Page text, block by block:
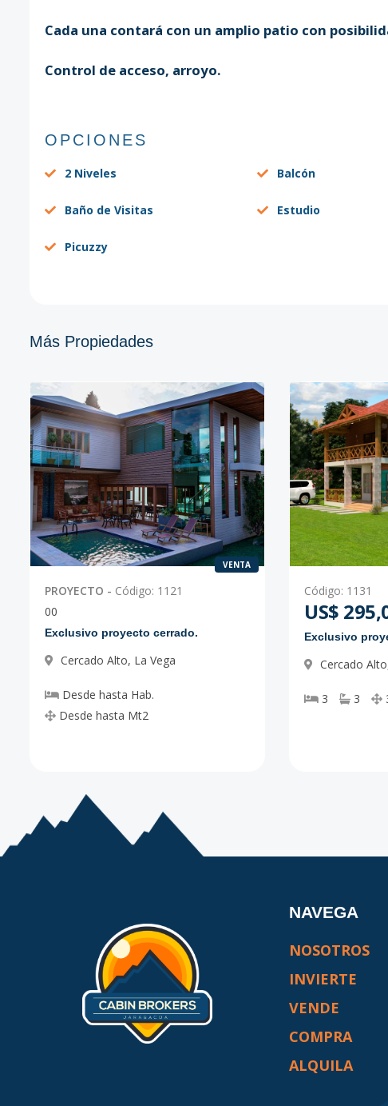
Cada una contará con un amplio patio con
Control de acceso, arroyo.
OPCIONES
2 Niveles Balcón
Baño de Visitas Estudio
Picuzzy
Más Propiedades
VENTA
PROYECTO - Código: 1121
00
Exclusivo proyecto cerrado.
Cercado Alto, La Vega
Desde hasta Hab.
Desde hasta Mt2
Código: 1131
US$
Exclusivo
Cercado Alto
3 3
NAVEGA
NOSOTROS
INVIERTE
VENDE
COMPRA
ALQUILA